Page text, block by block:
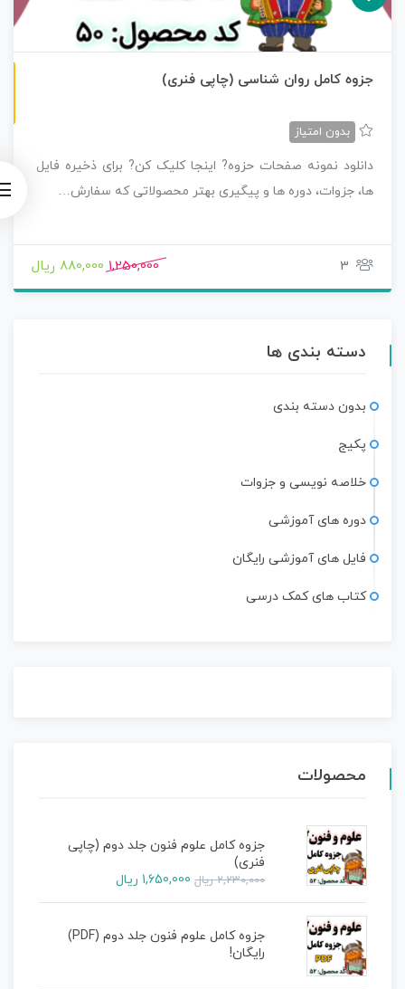
جزوه کامل روان شناسی (چاپی فنری)
بدون امتیاز
دانلود نمونه صفحات حزوه? اینجا کلیک کن? برای ذخیره فایل
ها، جزوات، دوره ها و پیگیری بهتر محصولاتی که سفارش…
3
1,250,000 880,000 ریال
دسته بندی ها
بدون دسته بندی
پکیج
خلاصه نویسی و جزوات
دوره های آموزشی
فایل های آموزشی رایگان
کتاب های کمک درسی
محصولات
جزوه کامل علوم فنون جلد دوم (چاپی
فنری)
2,230,000 ریال 1,650,000 ریال
جزوه کامل علوم فنون جلد دوم (PDF)
رایگان!